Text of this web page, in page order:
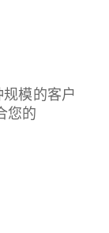
模的客户
您的